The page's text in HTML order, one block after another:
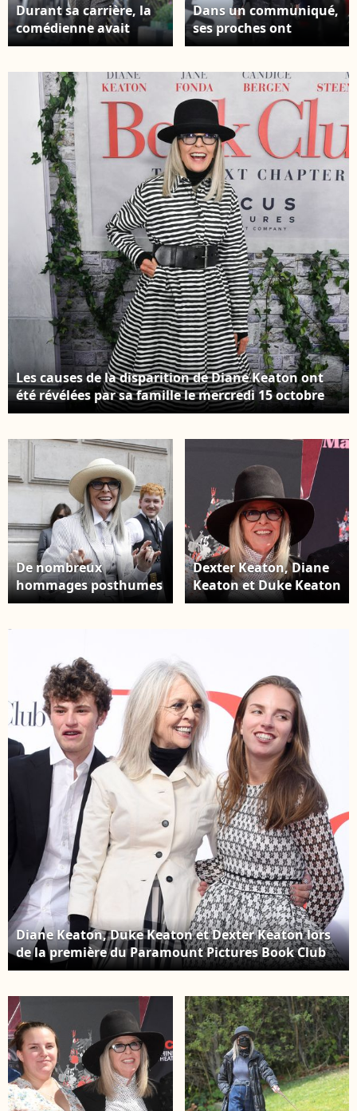
Durant sa carrière, la
comédienne avait
remporté l'Oscar de la
1978 pour son rôle
dans "Annie Hall"
Exclusif - Diane Keaton
se rend à un rendez-
vous à Los Angeles le
26 septembre 2022.
Crédit : Backgrid USA /
Bestimage
Dans un communiqué,
ses proches ont
annoncé qu'elle était
pneumonie Exclusif -
Diane Keaton, très
classe comme à son
habitude, fait du
shopping à Beverly
Hills, États Unis le 31
Mars 2023. Crédit :
Backgrid USA /
Bestimage
Les causes de la disparition de Diane Keaton ont
été révélées par sa famille le mercredi 15 octobre
2025 Diane Keaton - Première du film "Book Club:
Crédit : STARMAX / BESTIMAGE
De nombreux
hommages posthumes
lui ont alors été rendus
mode Thom Browne
collection Haute
Couture
Automne/Hiver
2023/24 lors de la
Fashion Week de Paris
(PFW), à Paris, France,
le 3 juillet 2023. ©
Denis
Guignebourg/Bestimage
Dexter Keaton, Diane
Keaton et Duke Keaton
arrivent à la cérémonie
tenue au TCL Chinese
Theatre le 11 août 2022
à Hollywood,
Californie. Photo par
Janet Gough /
AFF/ABACAPRESS.COM
Diane Keaton, Duke Keaton et Dexter Keaton lors
de la première du Paramount Pictures Book Club
qui s'est tenue au Regency Village Theatre le 6 mai
Gough/AFF/ABACAPRESS.COM